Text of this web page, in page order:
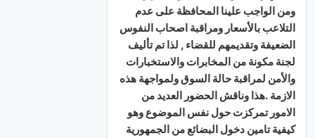
ومن الواجب علينا المحافظة على عدم
التلاعب بالأسعار ومراقبة اصحاب النفوس
الضعيفة وتقديمهم للقضاء , لذا تم تأليف
لجنة مكونة من المخابرات والاستخبارات
والأمن لمراقبة حالة السوق ولمواجهة هذه
الازمة .هذا وناقش الحضور العديد من
الامور تمركزت حول نفس الموضوع وهو
كيفية تامين دخول البضائع من الجمهورية